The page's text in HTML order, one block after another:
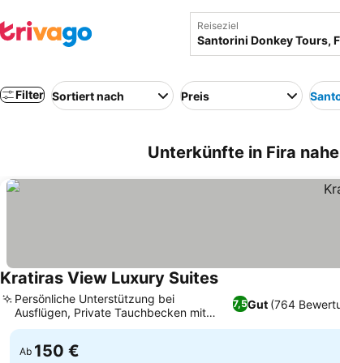
Reiseziel
Filter Sortiert nach Preis
Unterkünfte in Fira
Kratiras View Luxury SuitesPreise sehen
7,5Gut (764
Persönliche Unterstützung bei
Ausflügen, Private Tauchbecken mit
Calderablick
Ab 150 €